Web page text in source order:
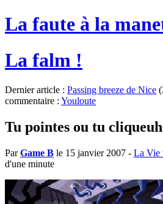
La faute à la
La falm !
Dernier article : Passing breeze de Nice
commentaire : Youloute
Tu pointes ou tu
ParGame B le 15 janvier 2007 - La Vie
d'une minute